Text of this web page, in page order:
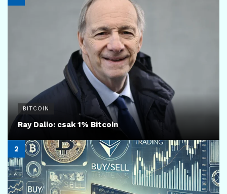
BITCOIN
Ray Dalio: csak 1% Bitcoin